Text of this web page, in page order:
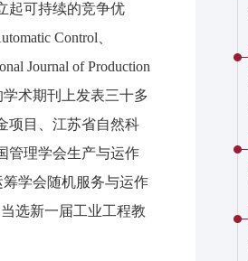
起可持续的竞争优
Control、
Journal of Production
术期刊上发表三十多
项目、江苏省自然科
管理学会生产与运作
筹学会随机服务与运作
选新一届工业工程教